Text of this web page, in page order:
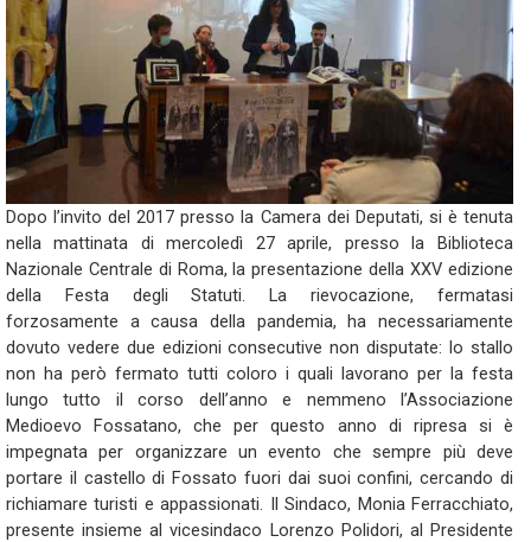
Dopo l’invito del 2017 presso la Camera dei Deputati, si è tenuta
nella mattinata di mercoledì 27 aprile, presso la Biblioteca
Nazionale Centrale di Roma, la presentazione della XXV edizione
della Festa degli Statuti. La rievocazione, fermatasi
forzosamente a causa della pandemia, ha necessariamente
dovuto vedere due edizioni consecutive non disputate: lo stallo
non ha però fermato tutti coloro i quali lavorano per la festa
lungo tutto il corso dell’anno e nemmeno l’Associazione
Medioevo Fossatano, che per questo anno di ripresa si è
impegnata per organizzare un evento che sempre più deve
portare il castello di Fossato fuori dai suoi confini, cercando di
richiamare turisti e appassionati. Il Sindaco, Monia Ferracchiato,
presente insieme al vicesindaco Lorenzo Polidori, al Presidente